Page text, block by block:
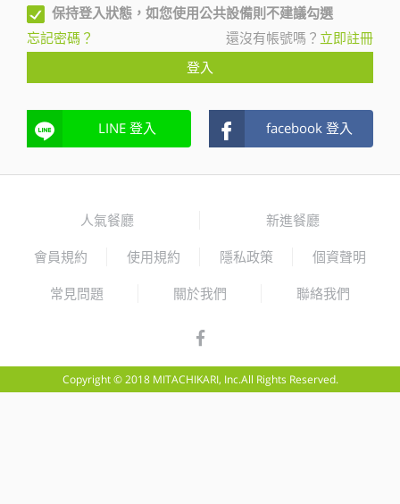
保持登入狀態，如您使用公共設備則不建議勾選
忘記密碼？
還沒有帳號嗎？ 立即註冊
登入
LINE 登入 facebook 登入
人氣餐廳 新進餐廳
會員規約 使用規約 隱私政策 個資聲明
常見問題 關於我們 聯絡我們
Copyright © 2018 MITACHIKARI, Inc.All Rights Reserved.